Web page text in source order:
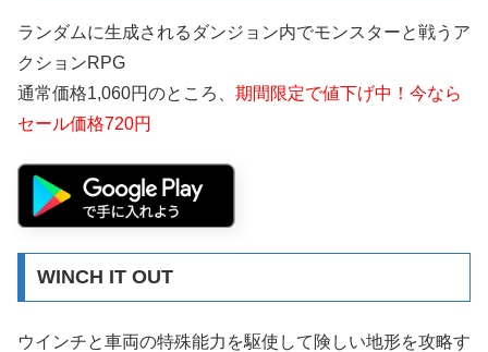
ランダムに生成されるダンジョン内でモンスターと戦うア
クションRPG
通常価格1,060円のところ、 期間限定で値下げ中！今なら
セール価格720円
WINCH IT OUT
ウインチと車両の特殊能力を駆使して険しい地形を攻略す